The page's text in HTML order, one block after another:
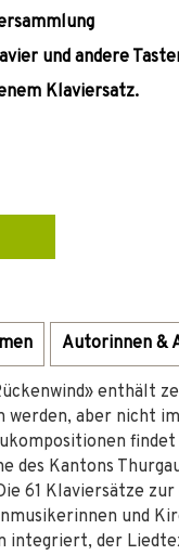
und andere
Klaviersatz.
Autorinnen &
enthält
aber nicht
des Kantons
61 Klaviersätze
und
integriert, der